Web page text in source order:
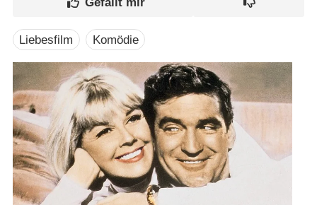
Liebesfilm Komödie